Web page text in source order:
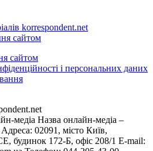
korrespondent.net
сайтом
сайтом
і персональних даних
медіа Назва онлайн-медіа –
02091, місто Київ,
172-Б, офіс 208/1 E-mail: